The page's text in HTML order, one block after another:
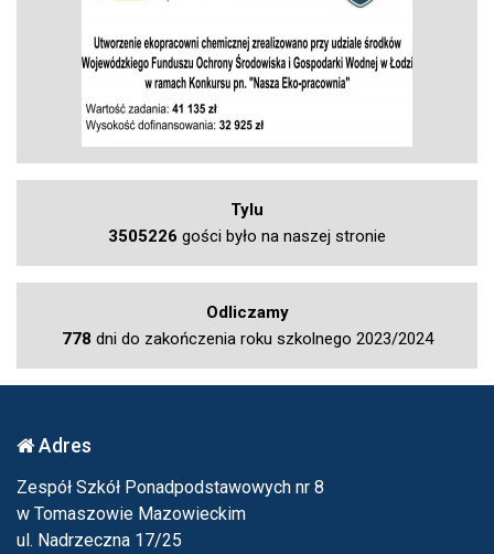
Tylu
3505226 gości było na naszej stronie
Odliczamy
778 dni do zakończenia roku szkolnego 2023/2024
Adres
Zespół Szkół Ponadpodstawowych nr 8
w Tomaszowie Mazowieckim
ul. Nadrzeczna 17/25